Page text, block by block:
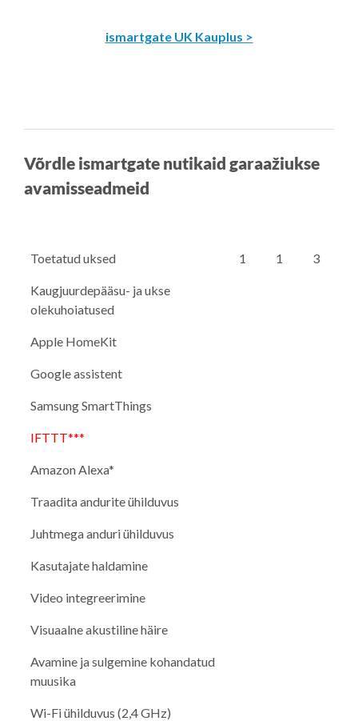
ismartgate UK Kauplus >
Võrdle ismartgate nutikaid garaažiukse
avamisseadmeid
Toetatud uksed 1 1 3
Kaugjuurdepääsu- ja ukse
olekuhoiatused
Apple HomeKit
Google assistent
Samsung SmartThings
IFTTT***
Amazon Alexa*
Traadita andurite ühilduvus
Juhtmega anduri ühilduvus
Kasutajate haldamine
Video integreerimine
Visuaalne akustiline häire
Avamine ja sulgemine kohandatud
muusika
Wi-Fi ühilduvus (2,4 GHz)